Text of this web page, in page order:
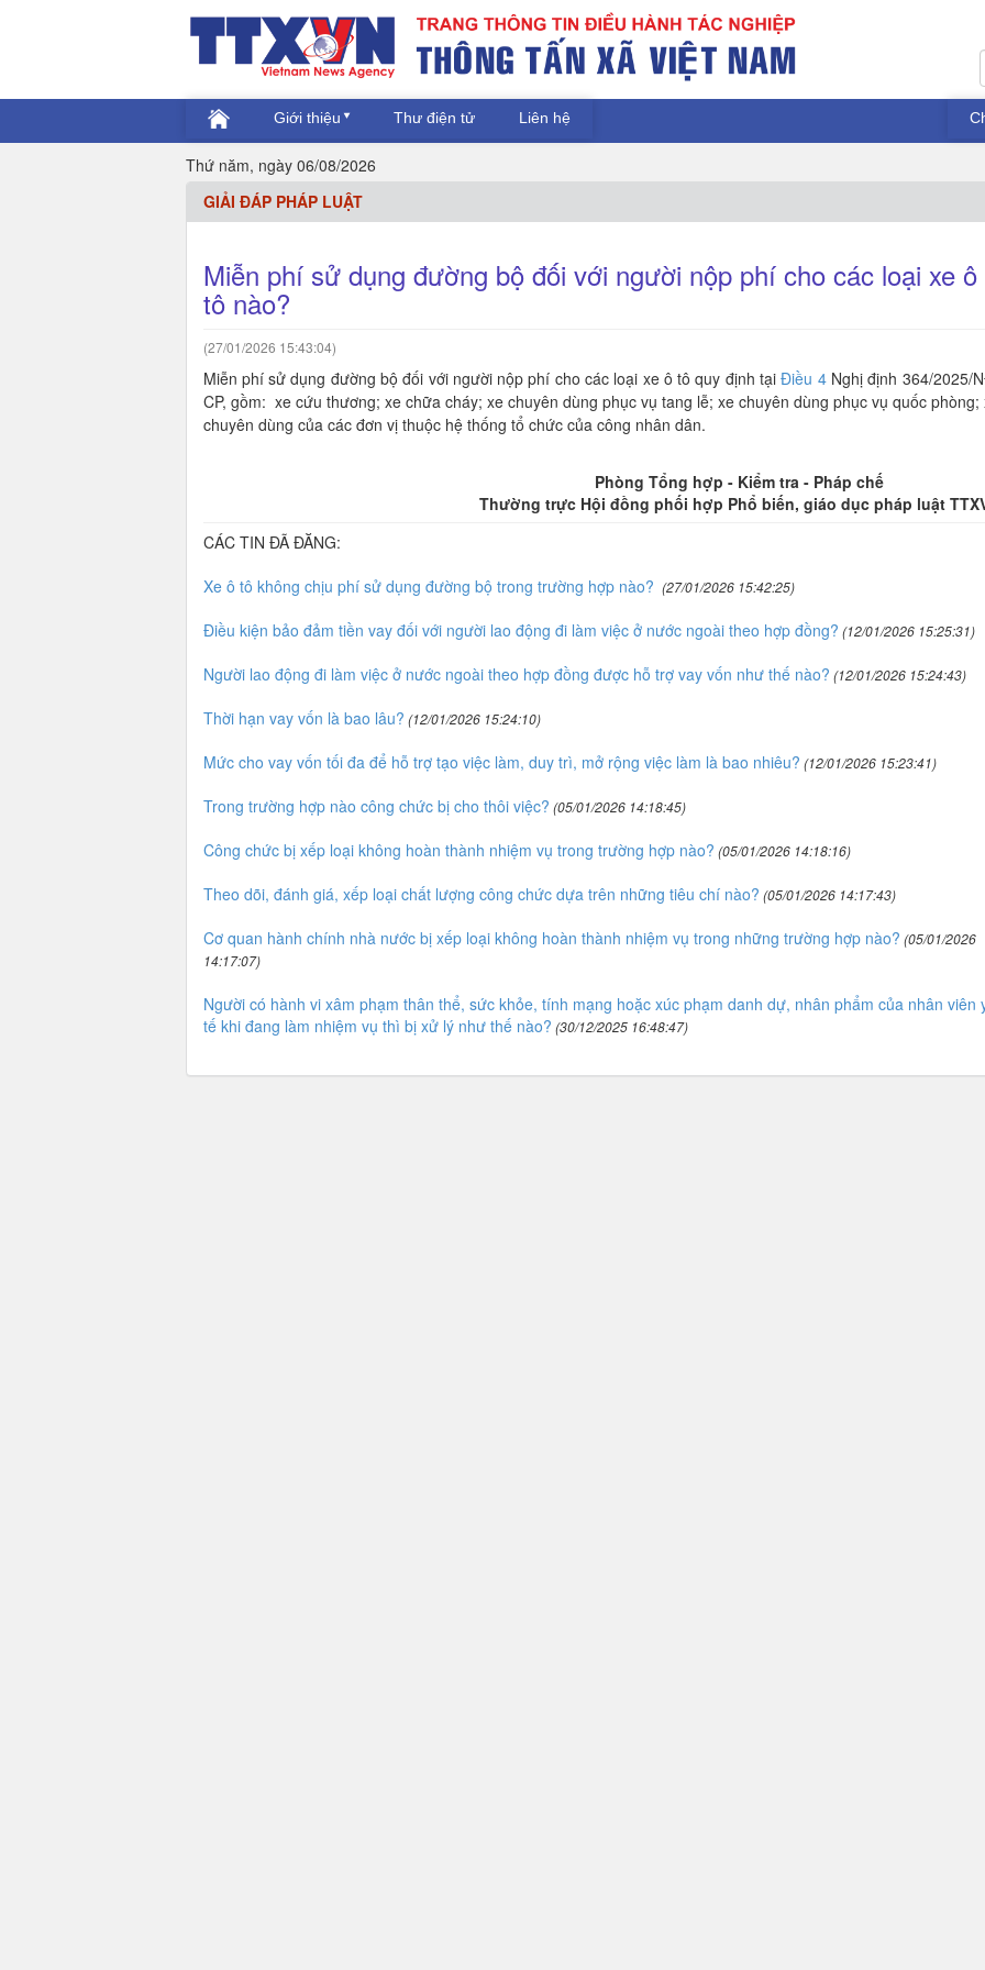
Giới thiệu Thư điện tử Liên hệ
Thứ năm, ngày 06/08/2026
GIẢI ĐÁP PHÁP LUẬT
Miễn phí sử dụng đường bộ đối với người nộp phí cho các loại xe ô
tô nào?
(27/01/2026 15:43:04)
Miễn phí sử dụng đường bộ đối với người nộp phí cho các loại xe ô tô quy định tạiĐiều 4Nghị định 364/2025/
CP, gồm: xe cứu thương; xe chữa cháy; xe chuyên dùng phục vụ tang lễ; xe chuyên dùng phục vụ quốc phòng;
chuyên dùng của các đơn vị thuộc hệ thống tổ chức của công nhân dân.
Phòng Tổng hợp - Kiểm tra - Pháp chế
Thường trực Hội đồng phối hợp Phổ biến, giáo dục pháp luật
CÁC TIN ĐÃ ĐĂNG:
Xe ô tô không chịu phí sử dụng đường bộ trong trường hợp nào? (27/01/2026 15:42:25)
Điều kiện bảo đảm tiền vay đối với người lao động đi làm việc ở nước ngoài theo hợp đồng? (12/01/2026 15:25:31)
Người lao động đi làm việc ở nước ngoài theo hợp đồng được hỗ trợ vay vốn như thế nào? (12/01/2026 15:24:43)
Thời hạn vay vốn là bao lâu? (12/01/2026 15:24:10)
Mức cho vay vốn tối đa để hỗ trợ tạo việc làm, duy trì, mở rộng việc làm là bao nhiêu? (12/01/2026 15:23:41)
Trong trường hợp nào công chức bị cho thôi việc? (05/01/2026 14:18:45)
Công chức bị xếp loại không hoàn thành nhiệm vụ trong trường hợp nào? (05/01/2026 14:18:16)
Theo dõi, đánh giá, xếp loại chất lượng công chức dựa trên những tiêu chí nào? (05/01/2026 14:17:43)
Cơ quan hành chính nhà nước bị xếp loại không hoàn thành nhiệm vụ trong những trường hợp nào? (05/01/2026
14:17:07)
Người có hành vi xâm phạm thân thể, sức khỏe, tính mạng hoặc xúc phạm danh dự, nhân phẩm của nhân viên
tế khi đang làm nhiệm vụ thì bị xử lý như thế nào? (30/12/2025 16:48:47)